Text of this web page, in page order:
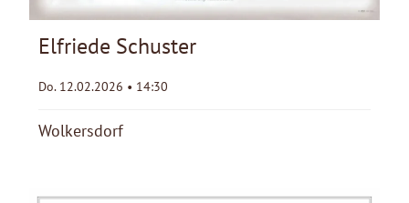
Elfriede Schuster
Do. 12.02.2026 • 14:30
Wolkersdorf